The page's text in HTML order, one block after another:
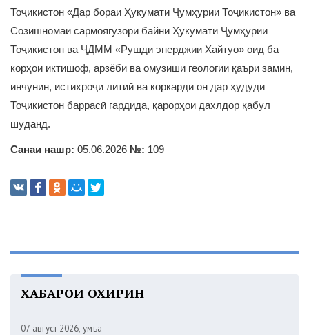
Тоҷикистон «Дар бораи Ҳукумати Ҷумҳурии Тоҷикистон» ва
Созишномаи сармоягузорӣ байни Ҳукумати Ҷумҳурии
Тоҷикистон ва ҶДММ «Рушди энерджии Хайтуо» оид ба
корҳои иктишоф, арзёбӣ ва омӯзиши геологии қаъри замин,
инчунин, истихроҷи литий ва коркарди он дар ҳудуди
Тоҷикистон баррасӣ гардида, қарорҳои дахлдор қабул
шуданд.
Санаи нашр: 05.06.2026 №: 109
ХАБАРҲОИ ОХИРИН
07 август 2026, Ҷумъа